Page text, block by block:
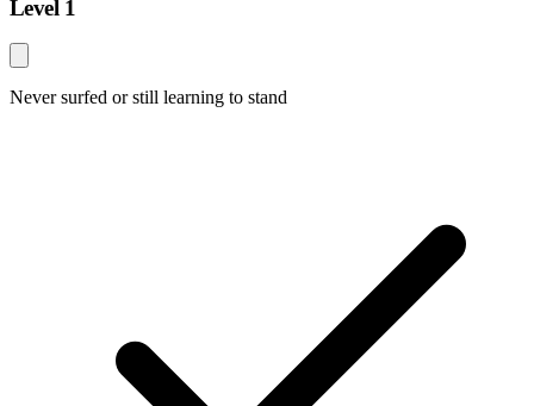
Level 1
Never surfed or still learning to stand